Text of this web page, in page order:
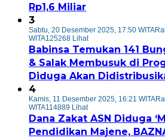
Rp1,6 Miliar
3
Sabtu, 20 Desember 2025, 17:50 WITA
WITA125268 Lihat
Babinsa Temukan 141
& Salak Membusuk di
Diduga Akan
4
Kamis, 11 Desember 2025, 16:21 WITA
WITA114889 Lihat
Dana Zakat ASN Diduga
Pendidikan Majene,